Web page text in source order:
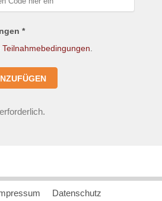
*
Teilnahmebedingungen
Datenschutz